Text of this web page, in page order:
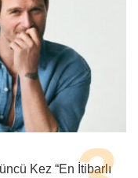
Kez “En İtibarlı